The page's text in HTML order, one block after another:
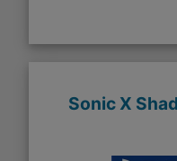
Sonic X